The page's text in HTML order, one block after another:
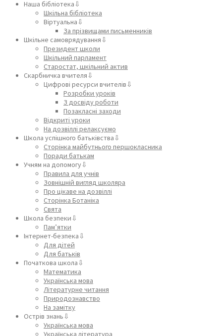
Наша бібліотека⇩
Шкільна бібліотека
Віртуальна⇩
За прізвищами письменників
Шкільне самоврядування⇩
Президент школи
Шкільний парламент
Старостат, шкільний актив
Скарбничка вчителя⇩
Цифрові ресурси вчителів⇩
Розробки уроків
З досвіду роботи
Позакласні заходи
Відкриті уроки
На дозвіллі релаксуємо
Школа успішного батьківства⇩
Сторінка майбутнього першокласника
Поради батькам
Учням на допомогу⇩
Правила для учнів
Зовнішній вигляд школяра
Про цікаве на дозвіллі
Сторінка Ботаніка
Свята
Школа безпеки⇩
Пам’ятки
Інтернет-безпека⇩
Для дітей
Для батьків
Початкова школа⇩
Математика
Українська мова
Літературне читання
Природознавство
На замітку
Острів знань⇩
Українська мова
Українська література